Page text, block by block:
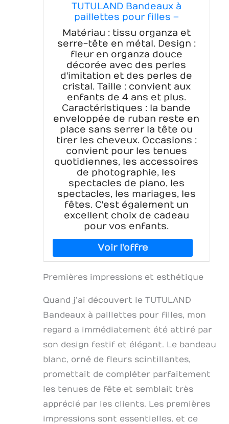
TUTULAND Bandeaux à
paillettes pour filles –
Bandeau blanc pour fille avec
fleurs à paillettes –
Accessoires de cheveux
étincelants pour mariage,
anniversaire, photographie
Matériau : tissu organza et
serre-tête en métal. Design :
fleur en organza douce
décorée avec des perles
d'imitation et des perles de
cristal. Taille : convient aux
enfants de 4 ans et plus.
Caractéristiques : la bande
enveloppée de ruban reste en
place sans serrer la tête ou
tirer les cheveux. Occasions :
convient pour les tenues
quotidiennes, les accessoires
de photographie, les
spectacles de piano, les
spectacles, les mariages, les
fêtes. C'est également un
excellent choix de cadeau
pour vos enfants.
Premières impressions et esthétique
Quand j’ai découvert le TUTULAND
Bandeaux à paillettes pour filles, mon
regard a immédiatement été attiré par
son design festif et élégant. Le bandeau
blanc, orné de fleurs scintillantes,
promettait de compléter parfaitement
les tenues de fête et semblait très
apprécié par les clients. Les premières
impressions sont essentielles, et ce